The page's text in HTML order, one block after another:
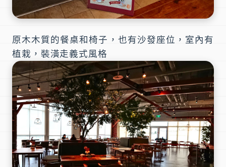
原木木質的餐桌和椅子，也有沙發座位，室內有
植栽，裝潢走義式風格